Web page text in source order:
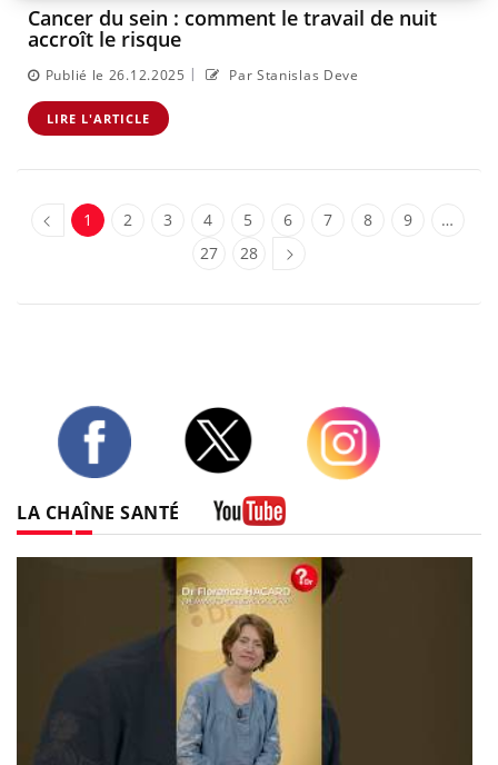
Cancer du sein : comment le travail de nuit
accroît le risque
Publié le 26.12.2025 | Par Stanislas Deve
LIRE L'ARTICLE
1 2 3 4 5 6 7 8 9
…
27
28
LA CHAÎNE SANTÉ